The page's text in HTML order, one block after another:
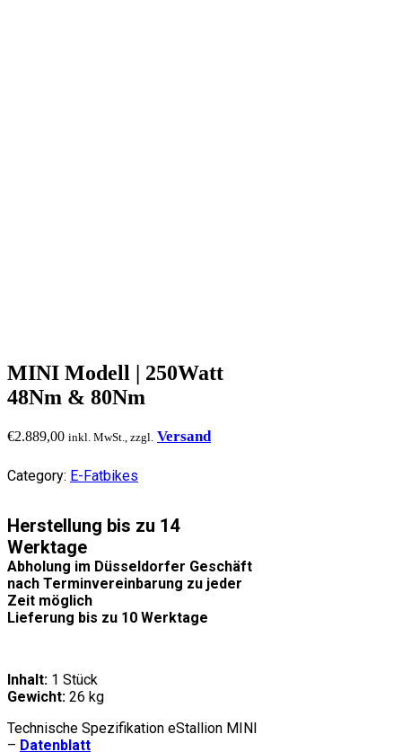
MINI Modell | 250Watt
48Nm & 80Nm
€2.889,00 inkl. MwSt., zzgl. Versand
Category: E-Fatbikes
Herstellung bis zu 14
Werktage
Abholung im Düsseldorfer Geschäft
nach Terminvereinbarung zu jeder
Zeit möglich
Lieferung bis zu 10 Werktage
Inhalt: 1 Stück
Gewicht: 26 kg
Technische Spezifikation eStallion MINI
– Datenblatt